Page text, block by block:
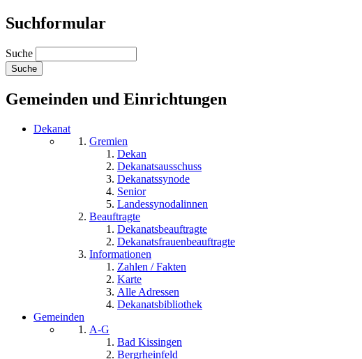
Suchformular
Suche
Gemeinden und Einrichtungen
Dekanat
Gremien
Dekan
Dekanatsausschuss
Dekanatssynode
Senior
Landessynodalinnen
Beauftragte
Dekanatsbeauftragte
Dekanatsfrauenbeauftragte
Informationen
Zahlen / Fakten
Karte
Alle Adressen
Dekanatsbibliothek
Gemeinden
A-G
Bad Kissingen
Bergrheinfeld